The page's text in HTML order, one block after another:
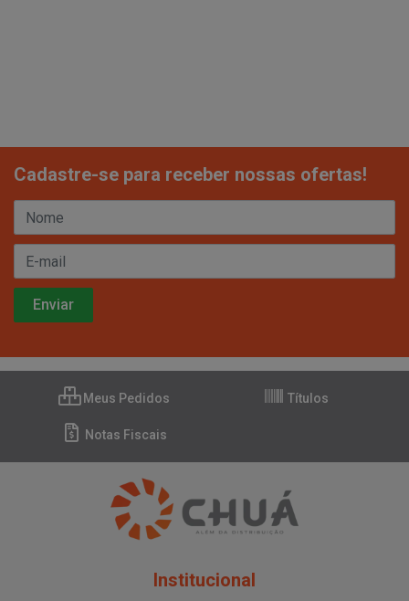
Cadastre-se para receber nossas ofertas!
Meus Pedidos Títulos
Notas Fiscais
Institucional